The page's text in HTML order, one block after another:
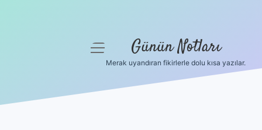
menüyü
Günün Notları
Merak uyandıran fikirlerle dolu kısa yazılar.